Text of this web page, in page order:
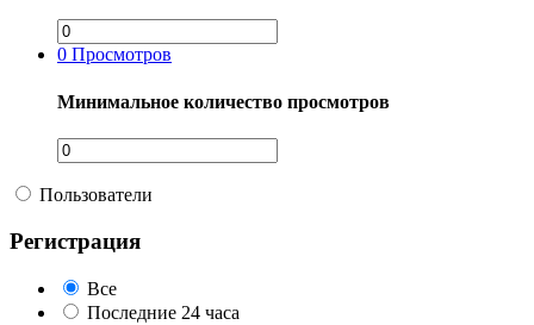
0 Просмотров
Минимальное количество просмотров
Пользователи
Регистрация
Все
Последние 24 часа